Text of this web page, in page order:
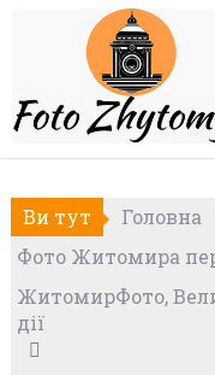
Ви тут
Головна
Фото Житомира
ЖитомирФото,
дії